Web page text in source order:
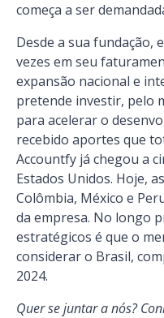
começa a ser
Desde a sua fundação,
vezes em seu
expansão nacional e
pretende investir, pelo
para acelerar o
recebido aportes que
Accountfy já chegou a
Estados Unidos. Hoje,
Colômbia, México e
da empresa. No longo
estratégicos é que o
considerar o Brasil,
2024.
Quer se juntar a nós?